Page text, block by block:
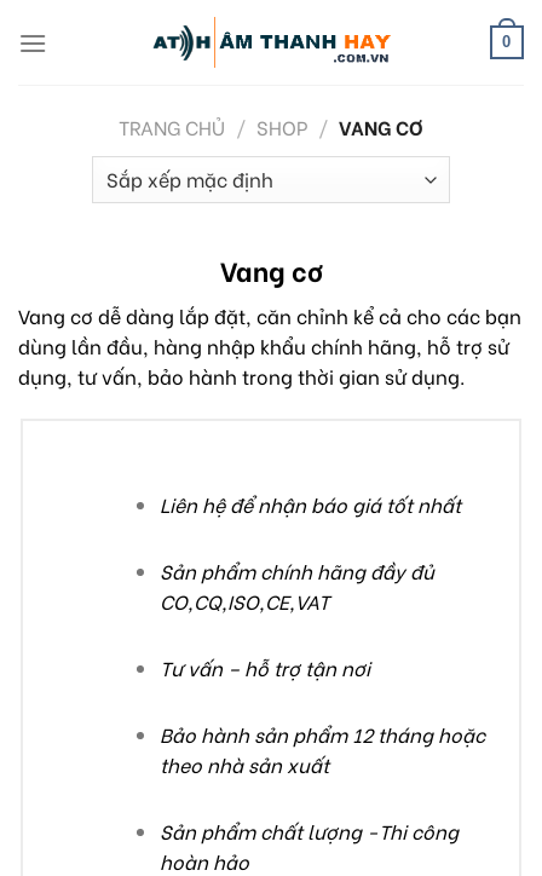
0
TRANG CHỦ / SHOP / VANG CƠ
Vang cơ
Vang cơ dễ dàng lắp đặt, căn chỉnh kể cả cho các bạn
dùng lần đầu, hàng nhập khẩu chính hãng, hỗ trợ sử
dụng, tư vấn, bảo hành trong thời gian sử dụng.
Liên hệ để nhận báo giá tốt nhất
Sản phẩm chính hãng đầy đủ
CO,CQ,ISO,CE,VAT
Tư vấn – hỗ trợ tận nơi
Bảo hành sản phẩm 12 tháng hoặc
theo nhà sản xuất
Sản phẩm chất lượng -Thi công
hoàn hảo